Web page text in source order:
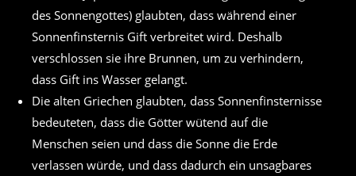
des Sonnengottes) glaubten, dass während einer
Sonnenfinsternis Gift verbreitet wird. Deshalb
verschlossen sie ihre Brunnen, um zu verhindern,
dass Gift ins Wasser gelangt.
Die alten Griechen glaubten, dass Sonnenfinsternisse
bedeuteten, dass die Götter wütend auf die
Menschen seien und dass die Sonne die Erde
verlassen würde, und dass dadurch ein unsagbares